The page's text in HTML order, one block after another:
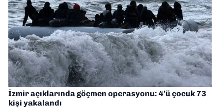
İzmir açıklarında göçmen operasyonu: 4’ü çocuk 73
kişi yakalandı